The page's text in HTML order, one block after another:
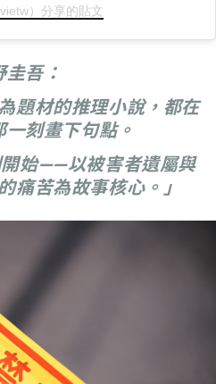
）分享的貼文
圭吾：
題材的推理小說，都在
刻畫下句點。
始——以被害者遺屬與
痛苦為故事核心。」